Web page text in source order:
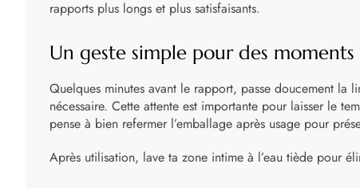
rapports plus longs et plus satisfaisants.
Un geste simple pour des moments
Quelques minutes avant le rapport, passe doucement la
nécessaire. Cette attente est importante pour laisser le
pense à bien refermer l’emballage après usage pour
Après utilisation, lave ta zone intime à l’eau tiède pour